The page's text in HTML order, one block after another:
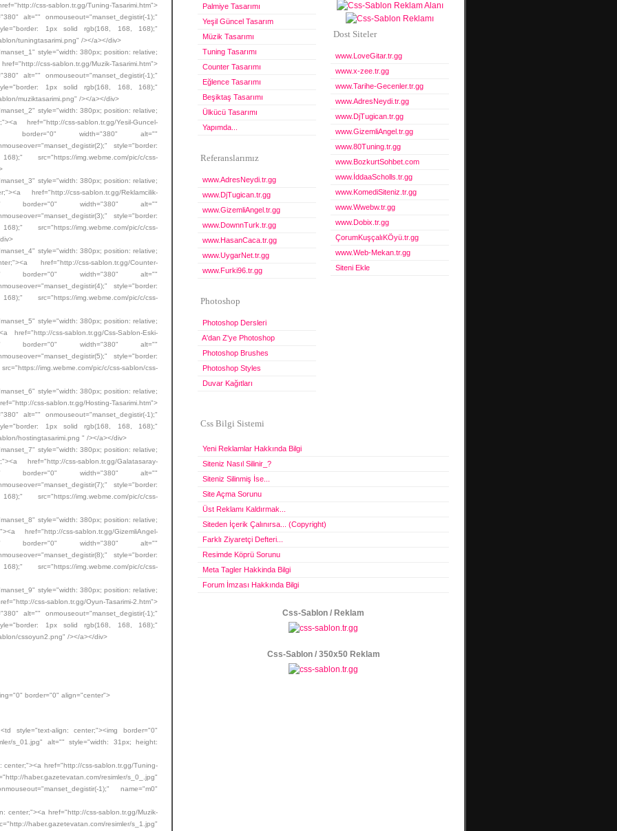
css-sablon.tr.gg/Tuning-Tasarimi.htm">
alt="" onmouseout="manset_degistir(-1);"
1px solid rgb(168, 168, 168);"
tuningtasarimi.png" /></a></div>
style="width: 380px; position: relative;
css-sablon.tr.gg/Muzik-Tasarimi.htm">
alt="" onmouseout="manset_degistir(-1);"
1px solid rgb(168, 168, 168);"
muziktasarimi.png" /></a></div>
style="width: 380px; position: relative;
href="http://css-sablon.tr.gg/Yesil-Guncel-
border="0" width="380" alt=""
style="border:
img.webme.com/pic/c/css-
style="width: 380px; position: relative;
href="http://css-sablon.tr.gg/Reklamcilik-
border="0" width="380" alt=""
style="border:
img.webme.com/pic/c/css-
style="width: 380px; position: relative;
href="http://css-sablon.tr.gg/Counter-
border="0" width="380" alt=""
style="border:
img.webme.com/pic/c/css-
style="width: 380px; position: relative;
css-sablon.tr.gg/Css-Sablon-Eski-
border="0" width="380" alt=""
style="border:
img.webme.com/pic/c/css-sablon/css-
style="width: 380px; position: relative;
css-sablon.tr.gg/Hosting-Tasarimi.htm">
alt="" onmouseout="manset_degistir(-1);"
1px solid rgb(168, 168, 168);"
hostingtasarimi.png " /></a></div>
style="width: 380px; position: relative;
href="http://css-sablon.tr.gg/Galatasaray-
border="0" width="380" alt=""
style="border:
img.webme.com/pic/c/css-
style="width: 380px; position: relative;
href="http://css-sablon.tr.gg/GizemliAngel-
border="0" width="380" alt=""
style="border:
img.webme.com/pic/c/css-
style="width: 380px; position: relative;
css-sablon.tr.gg/Oyun-Tasarimi-2.htm">
alt="" onmouseout="manset_degistir(-1);"
1px solid rgb(168, 168, 168);"
cssoyun2.png" /></a></div>
border="0" align="center">
center;"><img border="0"
s_01.jpg" alt="" style="width: 31px; height:
href="http://css-sablon.tr.gg/Tuning-
haber.gazetevatan.com/resimler/s_0_.jpg"
1);" name="m0"
href="http://css-sablon.tr.gg/Muzik-
haber.gazetevatan.com/resimler/s_1.jpg"
Palmiye Tasarımı
Yeşil Güncel Tasarım
Müzik Tasarımı
Tuning Tasarımı
Counter Tasarımı
Eğlence Tasarımı
Beşiktaş Tasarımı
Ülkücü Tasarımı
Yapımda...
Referanslarımız
www.AdresNeydi.tr.gg
www.DjTugican.tr.gg
www.GizemliAngel.tr.gg
www.DownnTurk.tr.gg
www.HasanCaca.tr.gg
www.UygarNet.tr.gg
www.Furki96.tr.gg
Photoshop
Photoshop Dersleri
A'dan Z'ye Photoshop
Photoshop Brushes
Photoshop Styles
Duvar Kağıtları
Dost Siteler
www.LoveGitar.tr.gg
www.x-zee.tr.gg
www.Tarihe-Gecenler.tr.gg
www.AdresNeydi.tr.gg
www.DjTugican.tr.gg
www.GizemliAngel.tr.gg
www.80Tuning.tr.gg
www.BozkurtSohbet.com
www.İddaaScholls.tr.gg
www.KomediSiteniz.tr.gg
www.Wwebw.tr.gg
www.Dobix.tr.gg
ÇorumKuşçalıKÖyü.tr.gg
www.Web-Mekan.tr.gg
Siteni Ekle
Css Bilgi Sistemi
Yeni Reklamlar Hakkında Bilgi
Siteniz Nasıl Silinir_?
Siteniz Silinmiş İse...
Site Açma Sorunu
Üst Reklamı Kaldırmak...
Siteden İçerik Çalınırsa... (Copyright)
Farklı Ziyaretçi Defteri...
Resimde Köprü Sorunu
Meta Tagler Hakkinda Bilgi
Forum İmzası Hakkında Bilgi
Css-Sablon / Reklam
Css-Sablon / 350x50 Reklam